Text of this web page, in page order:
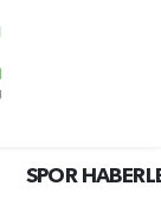
SPOR